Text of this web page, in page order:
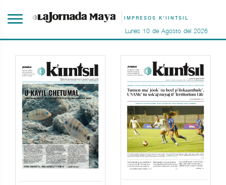
IMPRESOS K'IINTSIL
Lunes 10 de Agosto del 2026